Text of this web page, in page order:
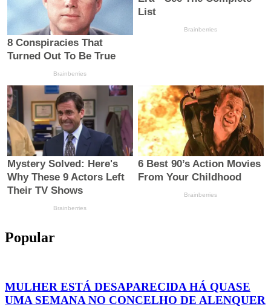
Popular
MULHER ESTÁ DESAPARECIDA HÁ QUASE
UMA SEMANA NO CONCELHO DE ALENQUER